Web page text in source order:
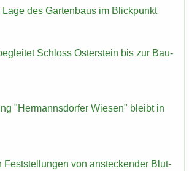
des Gar­ten­baus im Blick­punkt
Schloss Os­ter­stein bis zur Bau­
"Her­manns­dor­fer Wie­sen" bleibt in
Fest­stel­lun­gen von an­ste­cken­der Blut­